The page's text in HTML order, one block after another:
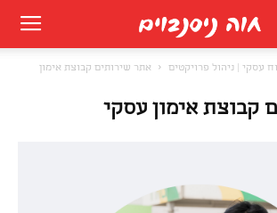
עסקי | ניהול פרויקטים
אתר שירותים קבוצת אימון
קבוצת אימון עסקי